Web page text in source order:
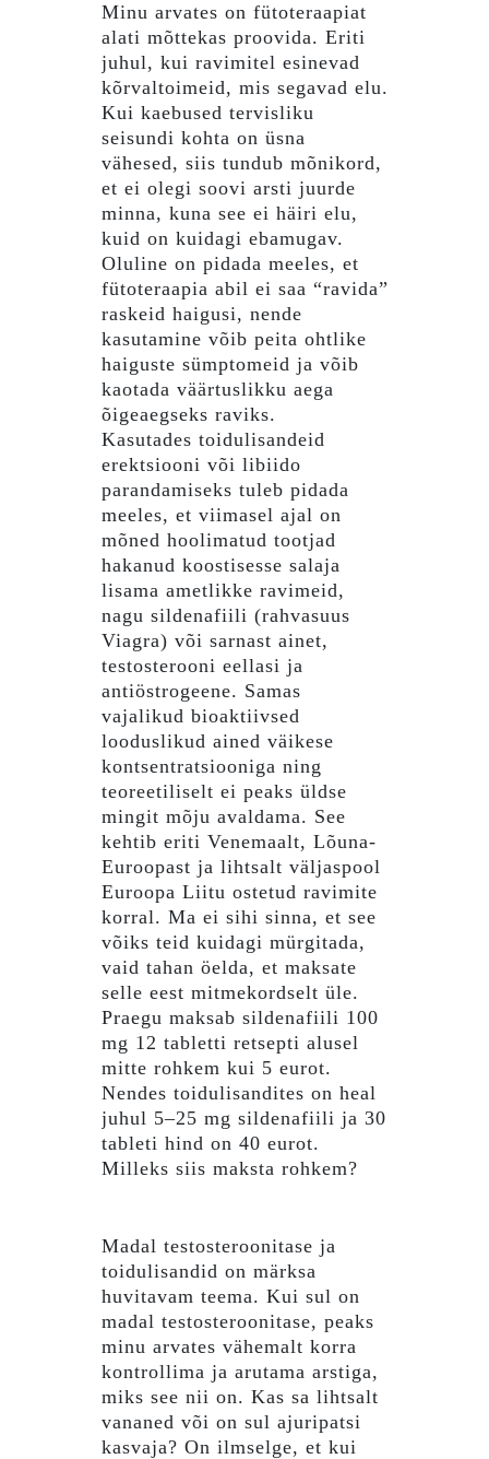
Minu arvates on fütoteraapiat
alati mõttekas proovida. Eriti
juhul, kui ravimitel esinevad
kõrvaltoimeid, mis segavad elu.
Kui kaebused tervisliku
seisundi kohta on üsna
vähesed, siis tundub mõnikord,
et ei olegi soovi arsti juurde
minna, kuna see ei häiri elu,
kuid on kuidagi ebamugav.
Oluline on pidada meeles, et
fütoteraapia abil ei saa “ravida”
raskeid haigusi, nende
kasutamine võib peita ohtlike
haiguste sümptomeid ja võib
kaotada väärtuslikku aega
õigeaegseks raviks.
Kasutades toidulisandeid
erektsiooni või libiido
parandamiseks tuleb pidada
meeles, et viimasel ajal on
mõned hoolimatud tootjad
hakanud koostisesse salaja
lisama ametlikke ravimeid,
nagu sildenafiili (rahvasuus
Viagra) või sarnast ainet,
testosterooni eellasi ja
antiöstrogeene. Samas
vajalikud bioaktiivsed
looduslikud ained väikese
kontsentratsiooniga ning
teoreetiliselt ei peaks üldse
mingit mõju avaldama. See
kehtib eriti Venemaalt, Lõuna-
Euroopast ja lihtsalt väljaspool
Euroopa Liitu ostetud ravimite
korral. Ma ei sihi sinna, et see
võiks teid kuidagi mürgitada,
vaid tahan öelda, et maksate
selle eest mitmekordselt üle.
Praegu maksab sildenafiili 100
mg 12 tabletti retsepti alusel
mitte rohkem kui 5 eurot.
Nendes toidulisandites on heal
juhul 5–25 mg sildenafiili ja 30
tableti hind on 40 eurot.
Milleks siis maksta rohkem?
Madal testosteroonitase ja
toidulisandid on märksa
huvitavam teema. Kui sul on
madal testosteroonitase, peaks
minu arvates vähemalt korra
kontrollima ja arutama arstiga,
miks see nii on. Kas sa lihtsalt
vananed või on sul ajuripatsi
kasvaja? On ilmselge, et kui